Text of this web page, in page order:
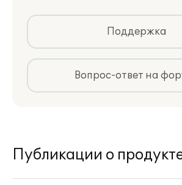
сельского хозяйства.
третьему субконто
площадей" в программе
возможность накапливать
20 счете с детализацией до
номенклатурной группы,
Поддержка
Вопрос-ответ на
Публикации о